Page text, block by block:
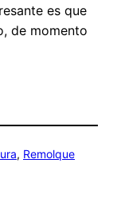
es que
de momento
, Remolque